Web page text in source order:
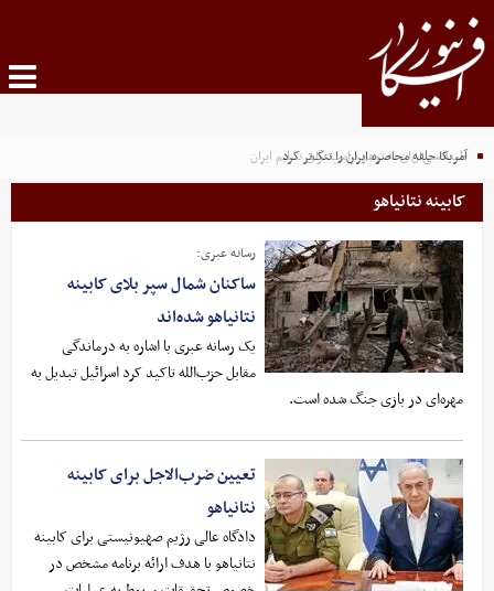
طعنه سی‌ان‌ان به توهم ترامپ برای تسلیم ایران
آمریکا حلقه محاصره ایران را تنگ‌تر کرد
کابینه نتانیاهو
رسانه عبری:
ساکنان شمال سپر بلای کابینه
نتانیاهو شده‌اند
یک رسانه عبری با اشاره به درماندگی
مقابل حزب‌الله تاکید کرد اسرائیل تبدیل به
مهره‌ای در بازی جنگ شده است.
تعیین ضرب‌الاجل برای کابینه
نتانیاهو
دادگاه عالی رژیم صهیونیستی برای کابینه
نتانیاهو با هدف ارائه برنامه مشخص در